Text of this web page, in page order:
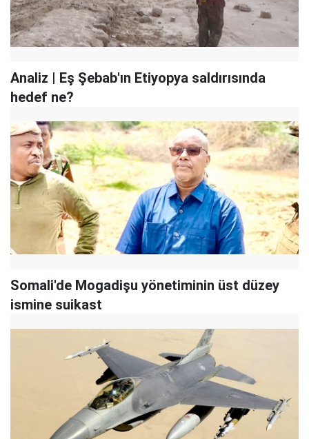
Analiz | Eş Şebab'ın Etiyopya saldırısında
hedef ne?
Somali'de Mogadişu yönetiminin üst düzey
ismine suikast